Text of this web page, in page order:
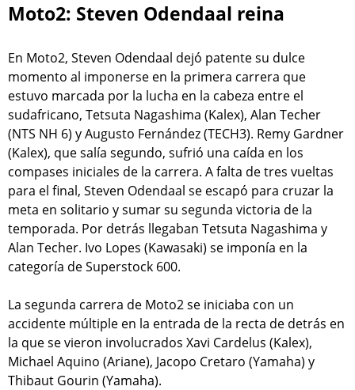
Moto2: Steven Odendaal reina
En Moto2, Steven Odendaal dejó patente su dulce
momento al imponerse en la primera carrera que
estuvo marcada por la lucha en la cabeza entre el
sudafricano, Tetsuta Nagashima (Kalex), Alan Techer
(NTS NH 6) y Augusto Fernández (TECH3). Remy Gardner
(Kalex), que salía segundo, sufrió una caída en los
compases iniciales de la carrera. A falta de tres vueltas
para el final, Steven Odendaal se escapó para cruzar la
meta en solitario y sumar su segunda victoria de la
temporada. Por detrás llegaban Tetsuta Nagashima y
Alan Techer. Ivo Lopes (Kawasaki) se imponía en la
categoría de Superstock 600.
La segunda carrera de Moto2 se iniciaba con un
accidente múltiple en la entrada de la recta de detrás en
la que se vieron involucrados Xavi Cardelus (Kalex),
Michael Aquino (Ariane), Jacopo Cretaro (Yamaha) y
Thibaut Gourin (Yamaha).